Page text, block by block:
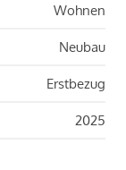
Wohnen
Neubau
Erstbezug
2025